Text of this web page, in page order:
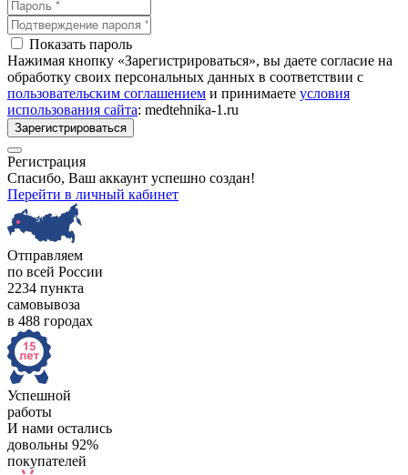
Показать пароль
Нажимая кнопку «Зарегистрироваться», вы даете согласие на
обработку своих персональных данных в соответствии с
пользовательским соглашением и принимаете условия
использования сайта: medtehnika-1.ru
Зарегистрироваться
Регистрация
Спасибо, Ваш аккаунт успешно создан!
Перейти в личный кабинет
Отправляем
по всей России
2234 пункта
самовывоза
в 488 городах
Успешной
работы
И нами остались
довольны 92%
покупателей